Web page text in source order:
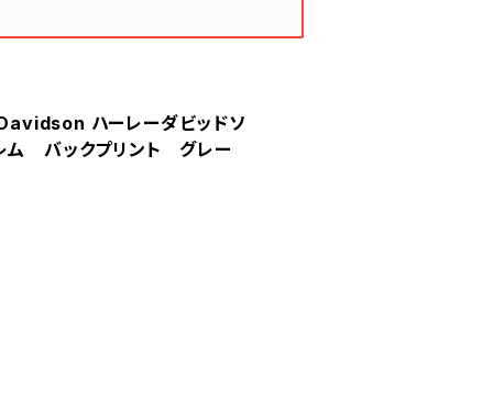
ハーレーダビッドソ
ム バックプリント グレー